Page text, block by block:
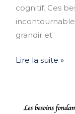
cognitif. Ces
grandir et
Lire la suite »